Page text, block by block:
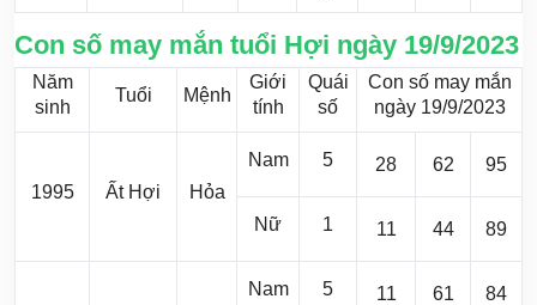
Con số may mắn tuổi Hợi ngày 19/9/2023
Năm
sinh
Tuổi Mệnh
Giới
tính
Quái
số
Con số may mắn
ngày 19/9/2023
1995 Ất Hợi Hỏa
Nam 5 28 62 95
Nữ 1 11 44 89
Nam 5 11 61 84